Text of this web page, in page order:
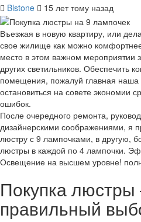
Blstone 15 лет тому назад
Въезжая в новую квартиру, или
свое жилище как можно
место в этом важном мероприятии
других светильников. Обеспечить
помещения, пожалуй главная наша
остановиться на совете экономии
ошибок.
После очередного ремонта,
дизайнерскими соображениями, я
люстру с 9 лампочками, в другую,
люстры в каждой по 4 лампочки.
Освещение на высшем уровне!
Покупка
правильный